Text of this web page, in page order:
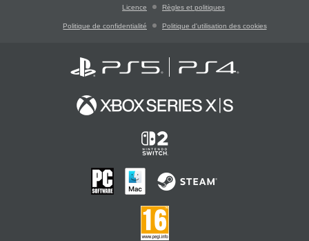
Licence Règles et politiques
Politique de confidentialité Politique d'utilisation des cookies